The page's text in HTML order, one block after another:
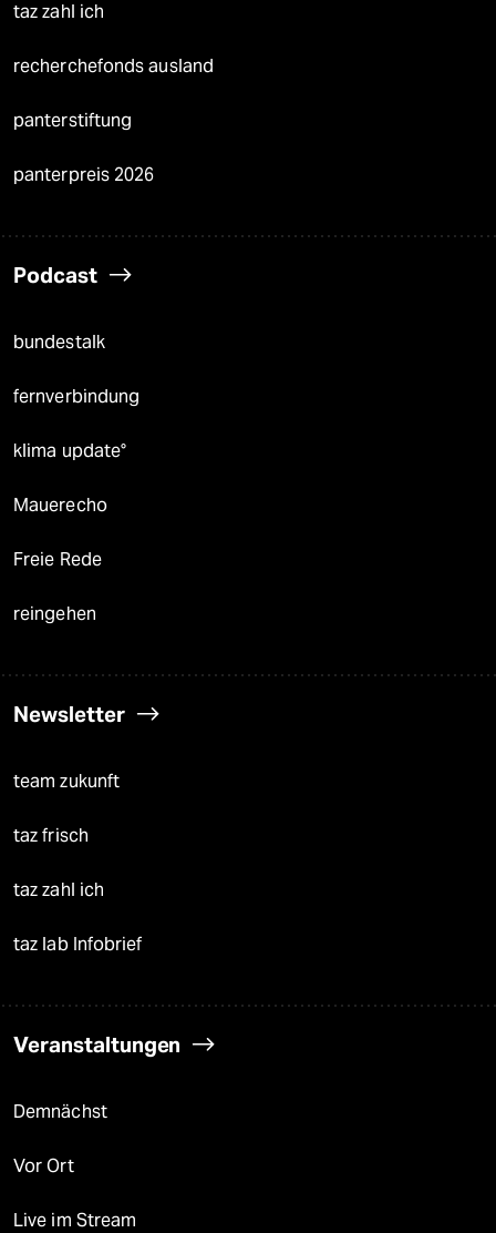
taz zahl ich
recherchefonds ausland
panterstiftung
panterpreis 2026
Podcast
bundestalk
fernverbindung
klima update°
Mauerecho
Freie Rede
reingehen
Newsletter
team zukunft
taz frisch
taz zahl ich
taz lab Infobrief
Veranstaltungen
Demnächst
Vor Ort
Live im Stream